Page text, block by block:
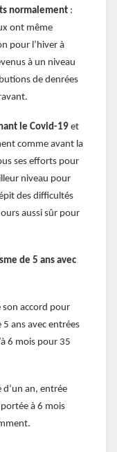
normalement :
ont même
pour l’hiver à
à un niveau
de denrées
le Covid-19 et
comme avant la
ses efforts pour
niveau pour
des difficultés
aussi sûr pour
de 5 ans avec
son accord pour
5 ans avec entrées
6 mois pour 35
d’un an, entrée
à 6 mois